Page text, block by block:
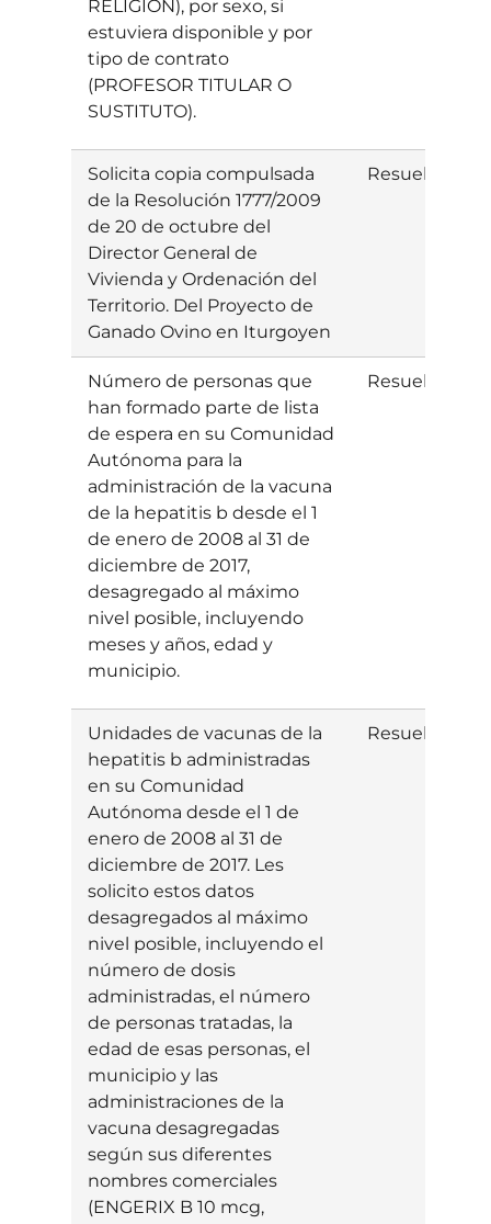
RELIGIÓN), por sexo, si
estuviera disponible y por
tipo de contrato
(PROFESOR TITULAR O
SUSTITUTO).
Solicita copia compulsada
de la Resolución 1777/2009
de 20 de octubre del
Director General de
Vivienda y Ordenación del
Territorio. Del Proyecto de
Ganado Ovino en Iturgoyen
Resuelta
Número de personas que
han formado parte de lista
de espera en su Comunidad
Autónoma para la
administración de la vacuna
de la hepatitis b desde el 1
de enero de 2008 al 31 de
diciembre de 2017,
desagregado al máximo
nivel posible, incluyendo
meses y años, edad y
municipio.
Resuelta
Unidades de vacunas de la
hepatitis b administradas
en su Comunidad
Autónoma desde el 1 de
enero de 2008 al 31 de
diciembre de 2017. Les
solicito estos datos
desagregados al máximo
nivel posible, incluyendo el
número de dosis
administradas, el número
de personas tratadas, la
edad de esas personas, el
municipio y las
administraciones de la
vacuna desagregadas
según sus diferentes
nombres comerciales
(ENGERIX B 10 mcg,
Resuelta